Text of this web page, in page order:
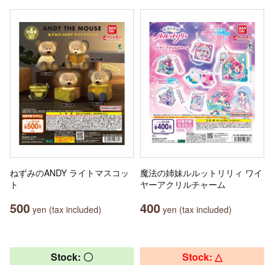
ねずみのANDY ライトマスコッ
ト
500 yen (tax included)
魔法の姉妹ルルットリリィ ワイ
ヤーアクリルチャーム
400 yen (tax included)
Stock: 〇 Stock: △